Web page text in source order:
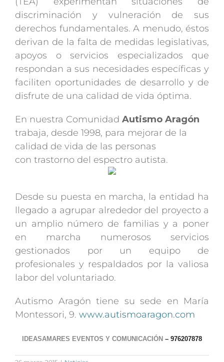
discriminación y vulneración de sus
derechos fundamentales. A menudo, éstos
derivan de la falta de medidas legislativas,
apoyos o servicios especializados que
respondan a sus necesidades específicas y
faciliten oportunidades de desarrollo y de
disfrute de una calidad de vida óptima.
En nuestra Comunidad Autismo Aragón
trabaja, desde 1998, para mejorar de la
calidad de vida de las personas
con trastorno del espectro autista.
Desde su puesta en marcha, la entidad ha
llegado a agrupar alrededor del proyecto a
un amplio número de familias y a poner
en marcha numerosos servicios
gestionados por un equipo de
profesionales y respaldados por la valiosa
labor del voluntariado.
Autismo Aragón tiene su sede en María
Montessori, 9. www.autismoaragon.com
IDEASAMARES EVENTOS Y COMUNICACIÓN – 976207878